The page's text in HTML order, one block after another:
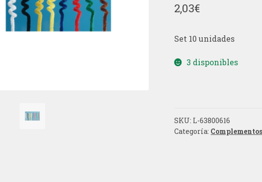
2,03€
Set 10 unidades
3 disponibles
SKU: L-63800616
Categoría: Complementos